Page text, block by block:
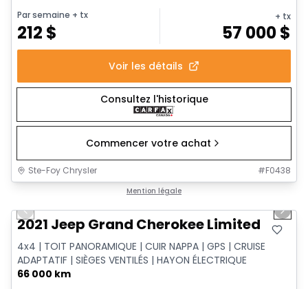
Par semaine + tx
212 $
+ tx
57 000$
Voir les détails
Consultez l'historique
Commencer votre achat
Ste-Foy Chrysler #F0438
Mention légale
Previous slide Next
2021 Jeep Grand Cherokee Limited
4x4 | TOIT PANORAMIQUE | CUIR NAPPA | GPS | CRUISE
ADAPTATIF | SIÈGES VENTILÉS | HAYON ÉLECTRIQUE
66 000 km